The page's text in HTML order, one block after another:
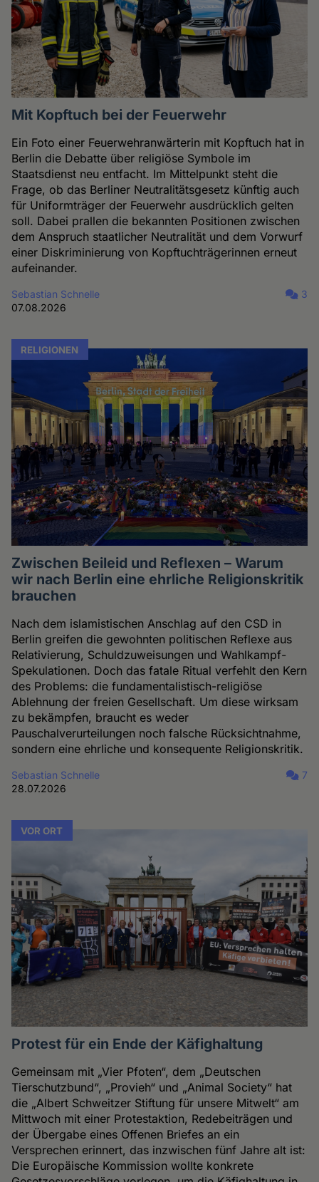
Mit Kopftuch bei der Feuerwehr
Ein Foto einer Feuerwehranwärterin mit Kopftuch hat in
Berlin die Debatte über religiöse Symbole im
Staatsdienst neu entfacht. Im Mittelpunkt steht die
Frage, ob das Berliner Neutralitätsgesetz künftig auch
für Uniformträger der Feuerwehr ausdrücklich gelten
soll. Dabei prallen die bekannten Positionen zwischen
dem Anspruch staatlicher Neutralität und dem Vorwurf
einer Diskriminierung von Kopftuchträgerinnen erneut
aufeinander.
Sebastian Schnelle
07.08.2026
3
RELIGIONEN
Zwischen Beileid und Reflexen – Warum
wir nach Berlin eine ehrliche Religionskritik
brauchen
Nach dem islamistischen Anschlag auf den CSD in
Berlin greifen die gewohnten politischen Reflexe aus
Relativierung, Schuldzuweisungen und Wahlkampf-
Spekulationen. Doch das fatale Ritual verfehlt den Kern
des Problems: die fundamentalistisch-religiöse
Ablehnung der freien Gesellschaft. Um diese wirksam
zu bekämpfen, braucht es weder
Pauschalverurteilungen noch falsche Rücksichtnahme,
sondern eine ehrliche und konsequente Religionskritik.
Sebastian Schnelle
28.07.2026
7
VOR ORT
Protest für ein Ende der Käfighaltung
Gemeinsam mit „Vier Pfoten“, dem „Deutschen
Tierschutzbund“, „Provieh“ und „Animal Society“ hat
die „Albert Schweitzer Stiftung für unsere Mitwelt“ am
Mittwoch mit einer Protestaktion, Redebeiträgen und
der Übergabe eines Offenen Briefes an ein
Versprechen erinnert, das inzwischen fünf Jahre alt ist:
Die Europäische Kommission wollte konkrete